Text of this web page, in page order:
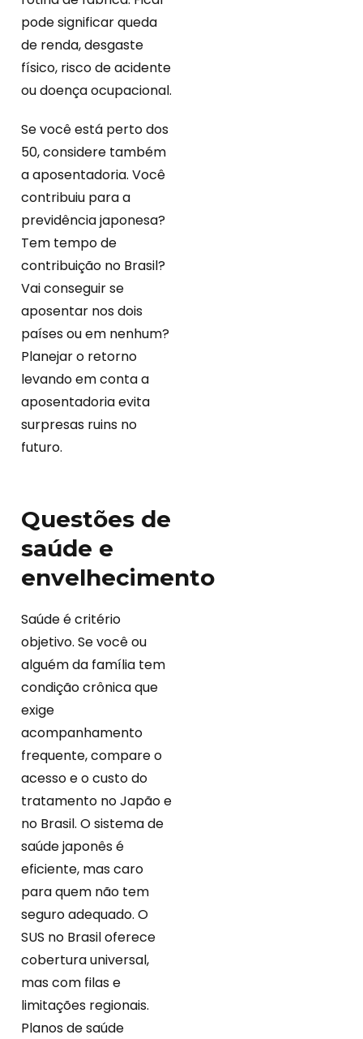
pode significar queda
de renda, desgaste
físico, risco de acidente
ou doença ocupacional.
Se você está perto dos
50, considere também
a aposentadoria. Você
contribuiu para a
previdência japonesa?
Tem tempo de
contribuição no Brasil?
Vai conseguir se
aposentar nos dois
países ou em nenhum?
Planejar o retorno
levando em conta a
aposentadoria evita
surpresas ruins no
futuro.
Questões de
saúde e
envelhecimento
Saúde é critério
objetivo. Se você ou
alguém da família tem
condição crônica que
exige
acompanhamento
frequente, compare o
acesso e o custo do
tratamento no Japão e
no Brasil. O sistema de
saúde japonês é
eficiente, mas caro
para quem não tem
seguro adequado. O
SUS no Brasil oferece
cobertura universal,
mas com filas e
limitações regionais.
Planos de saúde